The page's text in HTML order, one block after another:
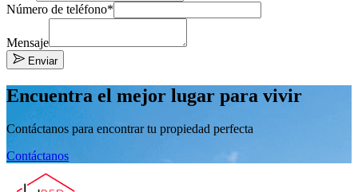
Número de teléfono*
Mensaje
Enviar
Encuentra el mejor lugar para vivir
Contáctanos para encontrar tu propiedad perfecta
Contáctanos